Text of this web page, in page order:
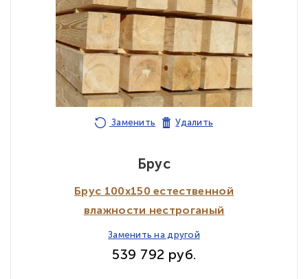
Заменить Удалить
Брус
Брус 100х150 естественной
влажности нестроганый
Заменить на другой
539 792 руб.